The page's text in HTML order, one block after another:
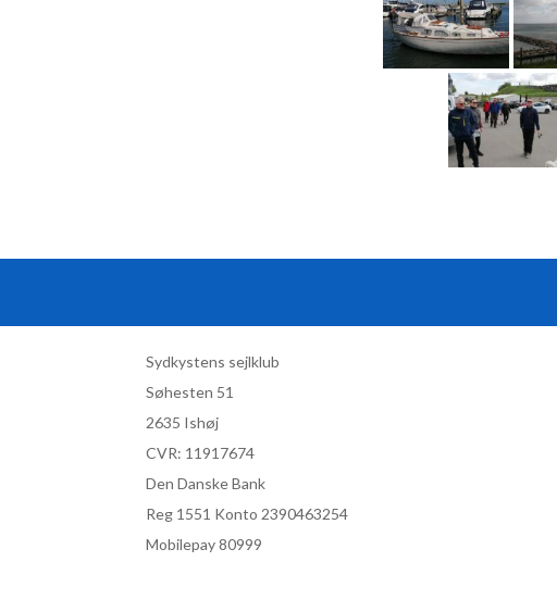
Sydkystens sejlklub
Søhesten 51
2635 Ishøj
CVR: 11917674
Den Danske Bank
Reg 1551 Konto 2390463254
Mobilepay 80999